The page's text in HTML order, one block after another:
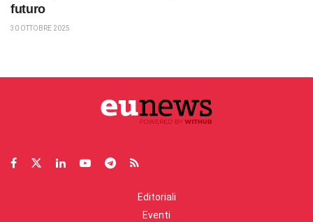
futuro
30 OTTOBRE 2025
Editoriali
Eventi